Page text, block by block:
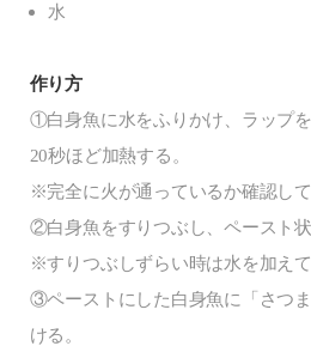
水
作り方
①白身魚に水をふりかけ、ラップ
20秒ほど加熱する。
※完全に火が通っているか確認して
②白身魚をすりつぶし、ペースト状
※すりつぶしずらい時は水を加えて
③ペーストにした白身魚に「さつ
ける。